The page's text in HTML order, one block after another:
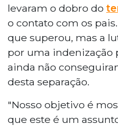
levaram o dobro do
o contato com os
que superou, mas a
por uma indenização
ainda não
desta separação.
"Nosso objetivo é
que este é um